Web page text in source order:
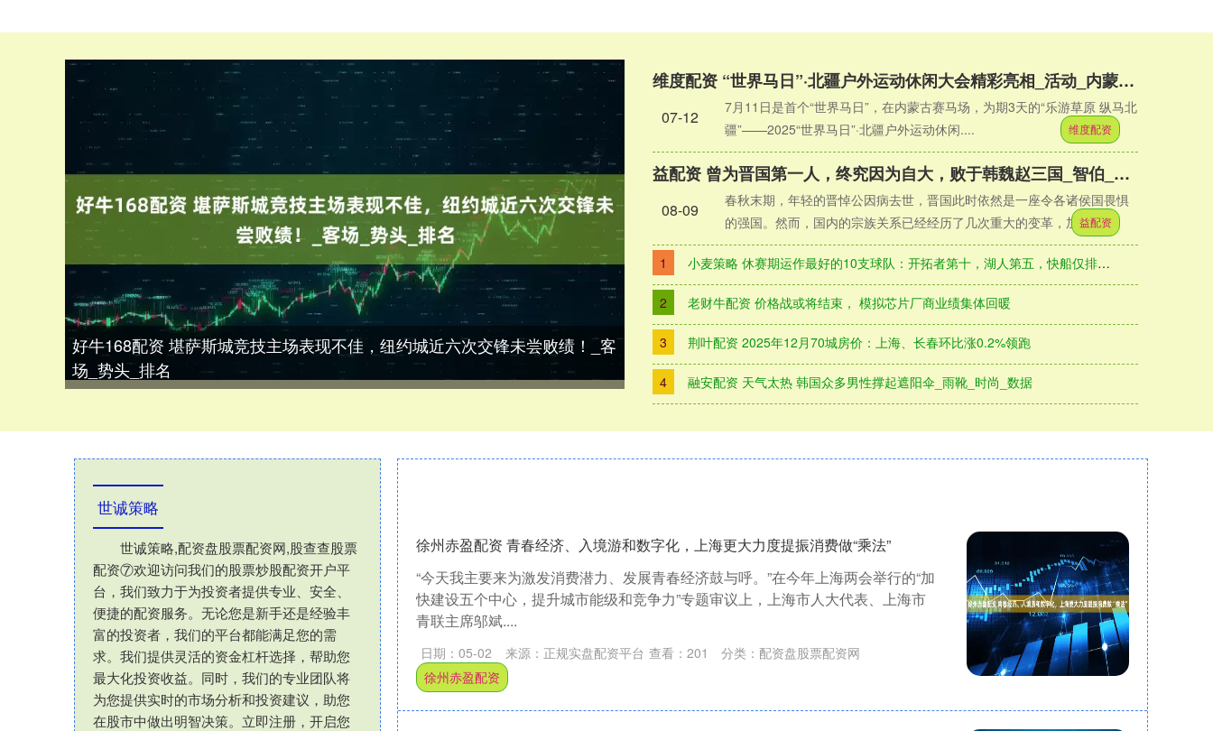
好牛168配资 堪萨斯城竞技主场表现不佳，纽约城近六次交锋未尝败绩！_客
场_势头_排名
维度配资 “世界马日”·北疆户外运动休闲大会精彩亮相_活动_内蒙古_摩托车运动
7月11日是首个“世界马日”，在内蒙古赛马场，为期3天的“乐游草原 纵马北
疆”——2025“世界马日”·北疆户外运动休闲....
07-12
维度配资
益配资 曾为晋国第一人，终究因为自大，败于韩魏赵三国_智伯_智家_军队
春秋末期，年轻的晋悼公因病去世，晋国此时依然是一座令各诸侯国畏惧
的强国。然而，国内的宗族关系已经经历了几次重大的变革，加....
08-09
益配资
1 小麦策略 休赛期运作最好的10支球队：开拓者第十，湖人第五，快船仅排第三_交易_芬尼西蒙斯_的能力
2 老财牛配资 价格战或将结束， 模拟芯片厂商业绩集体回暖
3 荆叶配资 2025年12月70城房价：上海、长春环比涨0.2%领跑
4 融安配资 天气太热 韩国众多男性撑起遮阳伞_雨靴_时尚_数据
徐州赤盈配资 青春经济、入境游和数字化，上海更大力度提振消费做“乘法”
“今天我主要来为激发消费潜力、发展青春经济鼓与呼。”在今年上海两会举行的“加
快建设五个中心，提升城市能级和竞争力”专题审议上，上海市人大代表、上海市
青联主席邬斌....
日期：05-02 来源：正规实盘配资平台 查看： 201 分类： 配资盘股票配资网
徐州赤盈配资
世诚策略
世诚策略,配资盘股票配资网,股查查股票
配资⑦欢迎访问我们的股票炒股配资开户平
台，我们致力于为投资者提供专业、安全、
便捷的配资服务。无论您是新手还是经验丰
富的投资者，我们的平台都能满足您的需
求。我们提供灵活的资金杠杆选择，帮助您
最大化投资收益。同时，我们的专业团队将
为您提供实时的市场分析和投资建议，助您
在股市中做出明智决策。立即注册，开启您